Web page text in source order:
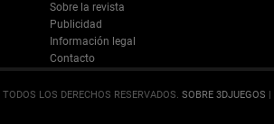
Información legal
. SOBRE 3DJUEGOS |